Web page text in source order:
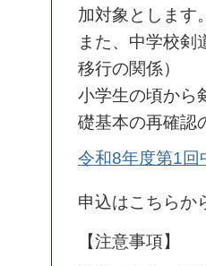
加対象とします
また、中学校剣
移行の関係）
小学生の頃から
礎基本の再確認
令和8年度第1回
申込はこちら
【注意事項】